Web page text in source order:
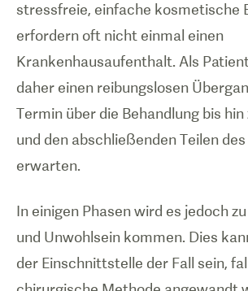
stressfreie, einfache kosmetische
erfordern oft nicht einmal einen
Krankenhausaufenthalt. Als
daher einen reibungslosen
Termin über die Behandlung bis
und den abschließenden Teilen
erwarten.
In einigen Phasen wird es jedoch
und Unwohlsein kommen. Dies
der Einschnittstelle der Fall sein,